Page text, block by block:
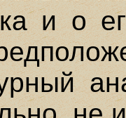
и о